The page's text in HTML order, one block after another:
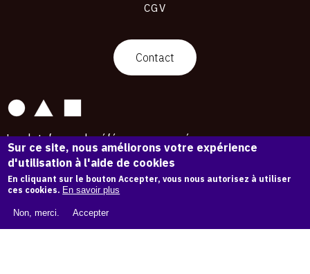
CGV
Contact
La plateforme de référence pour créer,
conserver et promouvoir l'Histoire de l'Art.
Des catalogues raisonnés aux archives
d'expositions.
43 178 œuvres d'art — 7 586 expositions
Copyright © OAM 2026. Tous droits réservés.
Sur ce site, nous améliorons votre expérience
d'utilisation à l'aide de cookies
En cliquant sur le bouton Accepter, vous nous autorisez à utiliser
ces cookies. En savoir plus
Non, merci. Accepter